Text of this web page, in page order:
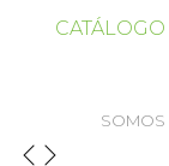
SOMOS